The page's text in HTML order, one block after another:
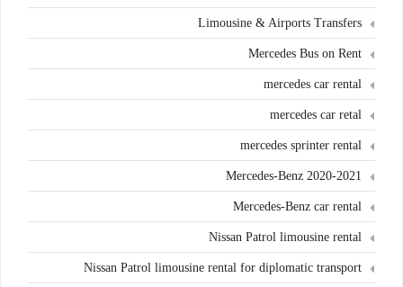
Limousine & Airports Transfers
Mercedes Bus on Rent
mercedes car rental
mercedes car retal
mercedes sprinter rental
Mercedes-Benz 2020-2021
Mercedes-Benz car rental
Nissan Patrol limousine rental
Nissan Patrol limousine rental for diplomatic transport